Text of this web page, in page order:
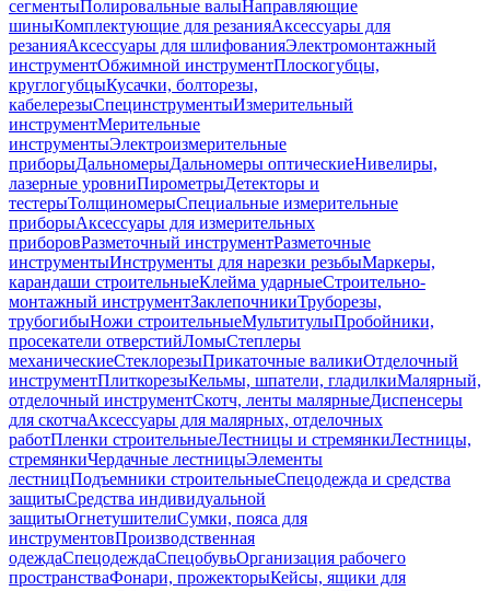
сегментыПолировальные валыНаправляющие
шиныКомплектующие для резанияАксессуары для
резанияАксессуары для шлифованияЭлектромонтажный
инструментОбжимной инструментПлоскогубцы,
круглогубцыКусачки, болторезы,
кабелерезыСпецинструментыИзмерительный
инструментМерительные
инструментыЭлектроизмерительные
приборыДальномерыДальномеры оптическиеНивелиры,
лазерные уровниПирометрыДетекторы и
тестерыТолщиномерыСпециальные измерительные
приборыАксессуары для измерительных
приборовРазметочный инструментРазметочные
инструментыИнструменты для нарезки резьбыМаркеры,
карандаши строительныеКлейма ударныеСтроительно-
монтажный инструментЗаклепочникиТруборезы,
трубогибыНожи строительныеМультитулыПробойники,
просекатели отверстийЛомыСтеплеры
механическиеСтеклорезыПрикаточные валикиОтделочный
инструментПлиткорезыКельмы, шпатели, гладилкиМалярный,
отделочный инструментСкотч, ленты малярныеДиспенсеры
для скотчаАксессуары для малярных, отделочных
работПленки строительныеЛестницы и стремянкиЛестницы,
стремянкиЧердачные лестницыЭлементы
лестницПодъемники строительныеСпецодежда и средства
защитыСредства индивидуальной
защитыОгнетушителиСумки, пояса для
инструментовПроизводственная
одеждаСпецодеждаСпецобувьОрганизация рабочего
пространстваФонари, прожекторыКейсы, ящики для